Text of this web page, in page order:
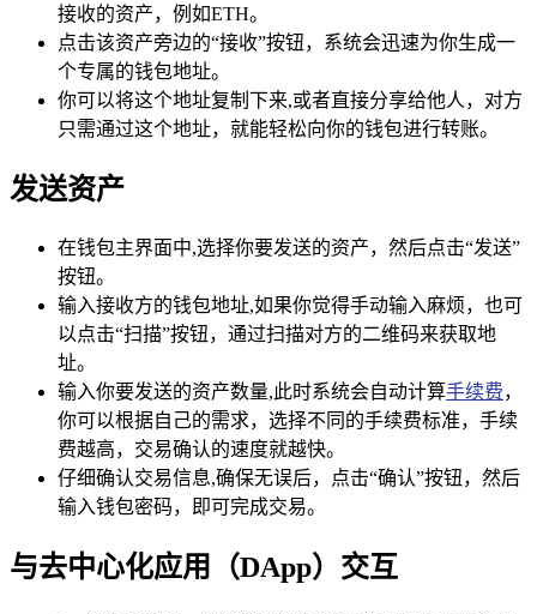
接收的资产，例如ETH。
点击该资产旁边的“接收”按钮，系统会迅速为你生成一
个专属的钱包地址。
你可以将这个地址复制下来,或者直接分享给他人，对方
只需通过这个地址，就能轻松向你的钱包进行转账。
发送资产
在钱包主界面中,选择你要发送的资产，然后点击“发送”
按钮。
输入接收方的钱包地址,如果你觉得手动输入麻烦，也可
以点击“扫描”按钮，通过扫描对方的二维码来获取地
址。
输入你要发送的资产数量,此时系统会自动计算手续费，
你可以根据自己的需求，选择不同的手续费标准，手续
费越高，交易确认的速度就越快。
仔细确认交易信息,确保无误后，点击“确认”按钮，然后
输入钱包密码，即可完成交易。
与去中心化应用（DApp）交互